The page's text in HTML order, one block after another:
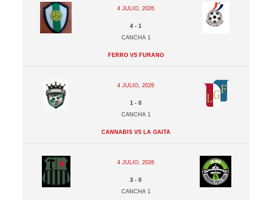
4 julio, 2026
4 -1
Cancha 1
Ferro vs Furano
4 julio, 2026
1 -0
Cancha 1
Cannabis vs La Gaita
4 julio, 2026
3 -0
Cancha 1